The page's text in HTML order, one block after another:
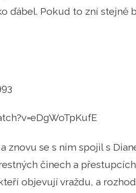
ďábel. Pokud to zní stejně
znovu se s ním spojil s
činech a
objevují vraždu, a